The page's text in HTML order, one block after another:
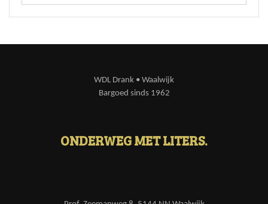
WDL Drank • Waalwijk
Bargoed sinds 1962
ONDERWEG MET LITERS.